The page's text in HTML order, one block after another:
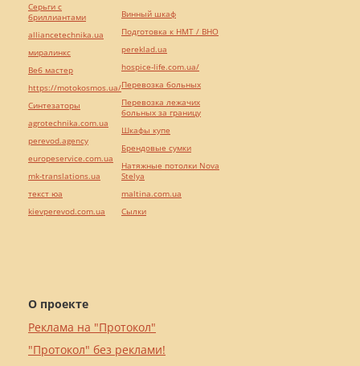
О проекте
Реклама на "Протокол"
"Протокол" без реклами!
Серьги с
бриллиантами
alliancetechnika.ua
миралинкс
Веб мастер
https://motokosmos.ua/
Синтезаторы
agrotechnika.com.ua
perevod.agency
europeservice.com.ua
mk-translations.ua
текст юа
kievperevod.com.ua
Винный шкаф
Подготовка к НМТ / ВНО
pereklad.ua
hospice-life.com.ua/
Перевозка больных
Перевозка лежачих
больных за границу
Шкафы купе
Брендовые сумки
Натяжные потолки Nova
Stelya
maltina.com.ua
Cылки